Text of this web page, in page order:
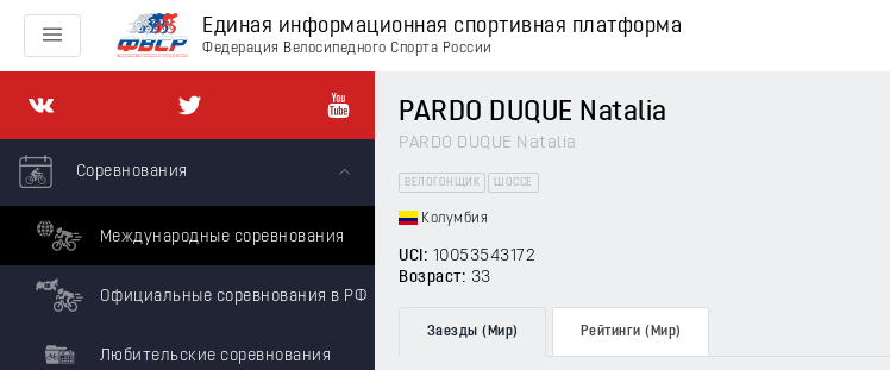
Единая информационная спортивная платформа
Федерация Велосипедного Спорта России
Соревнования
Международные соревнования
Официальные соревнования в РФ
Любительские соревнования
PARDO DUQUE Natalia
PARDO DUQUE Natalia
ВЕЛОГОНЩИК ШОССЕ
Колумбия
UCI: 10053543172
Возраст: 33
Заезды (Мир) Рейтинги (Мир)